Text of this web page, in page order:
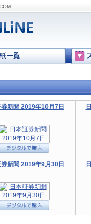
券新聞 2019年10月7日
券新聞 2019年9月30日